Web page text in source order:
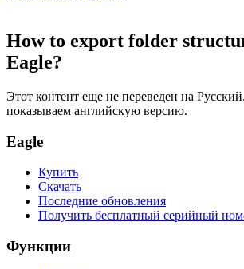
How to export folder
Eagle?
Этот контент еще не переведен на
показываем английскую версию.
Eagle
Купить
Скачать
Последние обновления
Получить бесплатный серийный
Функции